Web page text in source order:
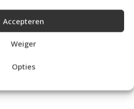
Accepteren
Weiger
Opties